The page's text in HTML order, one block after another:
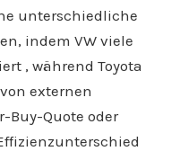
unterschiedliche
indem VW viele
, während Toyota
externen
Buy-Quote oder